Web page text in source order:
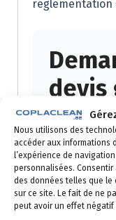
Nous utilisons des
accéder aux informations
l’expérience de
personnalisées.
des données telles que le
sur ce site. Le fait de ne
peut avoir un effet
réglementation
Réponse
téléphone
préférence.
Prénom